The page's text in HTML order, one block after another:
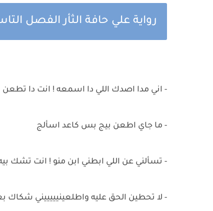
رواية علي حافة الثأر الفصل
- اني مدا اصدك اللي دا اسمعه ! انت دا تطعن
- ما جاي اطعن بيج بس كاعد اسألج
- تسألني عن اللي ابطني ابن منو ! انت تشك
- لا تحطين الحق عليه واطلعينيييييني